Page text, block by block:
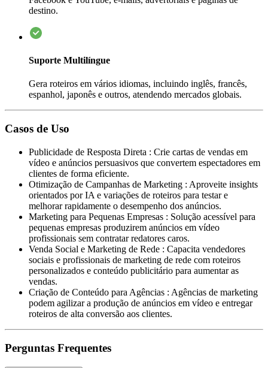
destino.
Suporte Multilíngue
Gera roteiros em vários idiomas, incluindo inglês, francês,
espanhol, japonês e outros, atendendo mercados globais.
Casos de Uso
Publicidade de Resposta Direta : Crie cartas de vendas em
vídeo e anúncios persuasivos que convertem espectadores em
clientes de forma eficiente.
Otimização de Campanhas de Marketing : Aproveite insights
orientados por IA e variações de roteiros para testar e
melhorar rapidamente o desempenho dos anúncios.
Marketing para Pequenas Empresas : Solução acessível para
pequenas empresas produzirem anúncios em vídeo
profissionais sem contratar redatores caros.
Venda Social e Marketing de Rede : Capacita vendedores
sociais e profissionais de marketing de rede com roteiros
personalizados e conteúdo publicitário para aumentar as
vendas.
Criação de Conteúdo para Agências : Agências de marketing
podem agilizar a produção de anúncios em vídeo e entregar
roteiros de alta conversão aos clientes.
Perguntas Frequentes